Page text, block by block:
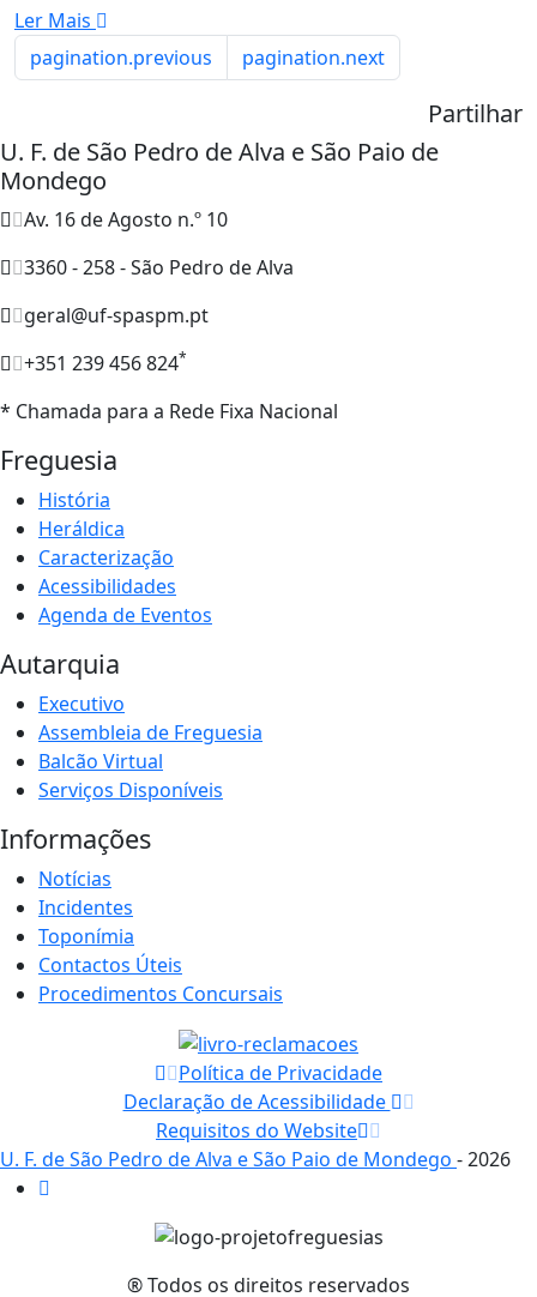
Ler Mais
pagination.previous
pagination.next
Partilhar
U. F. de São Pedro de Alva e São Paio de
Mondego
Av. 16 de Agosto n.º 10
3360 - 258 - São Pedro de Alva
geral@uf-spaspm.pt
+351 239 456 824*
* Chamada para a Rede Fixa Nacional
Freguesia
História
Heráldica
Caracterização
Acessibilidades
Agenda de Eventos
Autarquia
Executivo
Assembleia de Freguesia
Balcão Virtual
Serviços Disponíveis
Informações
Notícias
Incidentes
Toponímia
Contactos Úteis
Procedimentos Concursais
Política de Privacidade
Declaração de Acessibilidade
Requisitos do Website
U. F. de São Pedro de Alva e São Paio de Mondego - 2026
® Todos os direitos reservados